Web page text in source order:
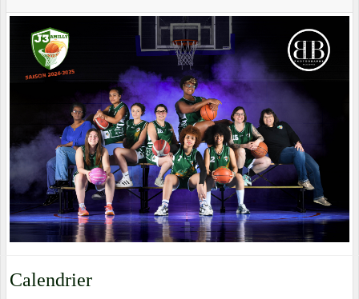
Calendrier